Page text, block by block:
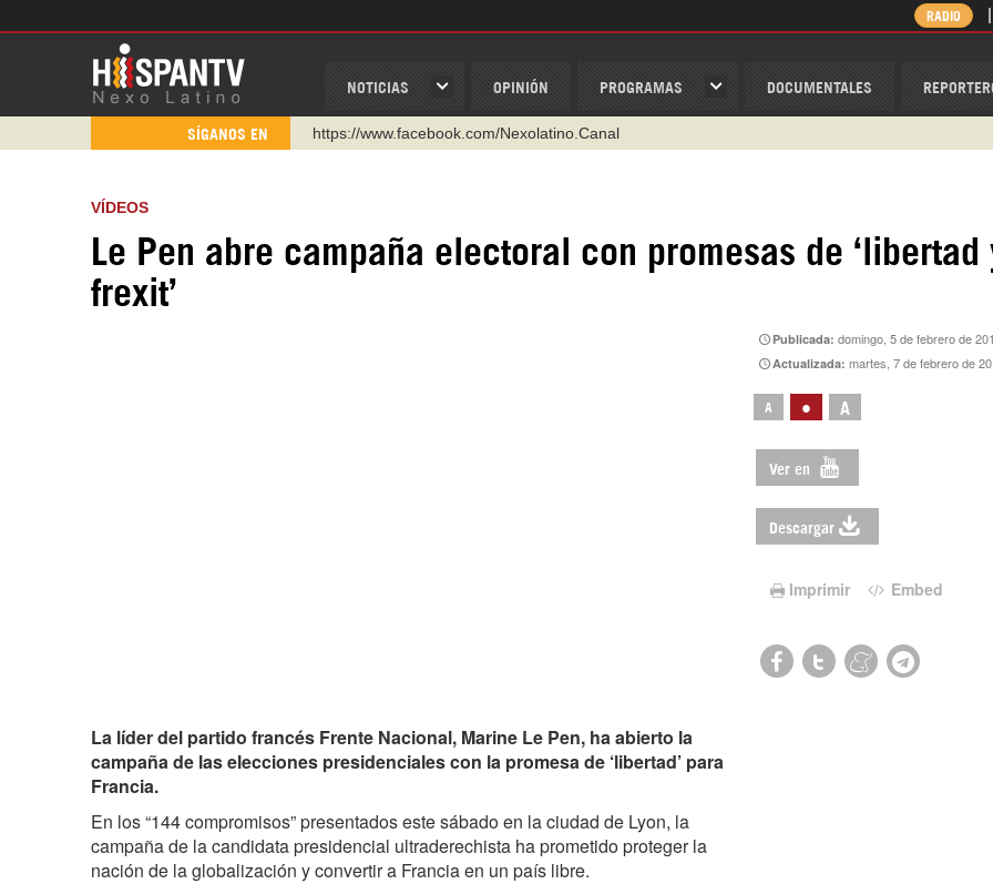
NOTICIAS OPINIÓN PROGRAMAS DOCUMENTALES
RADIO
SÍGANOS EN
https://www.facebook.com/Nexolatino.Canal
https://urmedium.com/c/hispantv
VÍDEOS
Le Pen abre campaña electoral con promesas de ‘libertad
frexit’
Publicada:domingo, 5 de febrero de
Actualizada:martes, 7 de febrero de
A • A
Ver en
Descargar
Imprimir Embed
La líder del partido francés Frente Nacional, Marine Le Pen, ha abierto la
campaña de las elecciones presidenciales con la promesa de ‘libertad’ para
Francia.
En los “144 compromisos” presentados este sábado en la ciudad de Lyon, la
campaña de la candidata presidencial ultraderechista ha prometido proteger la
nación de la globalización y convertir a Francia en un país libre.